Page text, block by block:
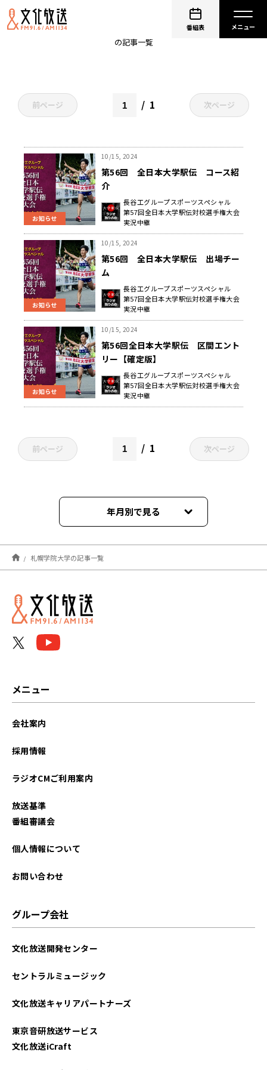
番組表
の記事一覧
前ページ 1 次ページ
お知らせ
10/15, 2024
第56回 全日本大学駅伝 コース紹
介
長谷工グループスポーツスペシャル
第57回全日本大学駅伝対校選手権大会
実況中継
お知らせ
10/15, 2024
第56回 全日本大学駅伝 出場チー
ム
長谷工グループスポーツスペシャル
第57回全日本大学駅伝対校選手権大会
実況中継
お知らせ
10/15, 2024
第56回全日本大学駅伝 区間エント
リー【確定版】
長谷工グループスポーツスペシャル
第57回全日本大学駅伝対校選手権大会
実況中継
前ページ 1 次ページ
年月別で見る
2025年10月
2025年09月
2024年10月
札幌学院大学の記事一覧
メニュー
会社案内
採用情報
ラジオCMご利用案内
放送基準
番組審議会
個人情報について
お問い合わせ
グループ会社
文化放送開発センター
セントラルミュージック
文化放送キャリアパートナーズ
東京音研放送サービス
文化放送iCraft